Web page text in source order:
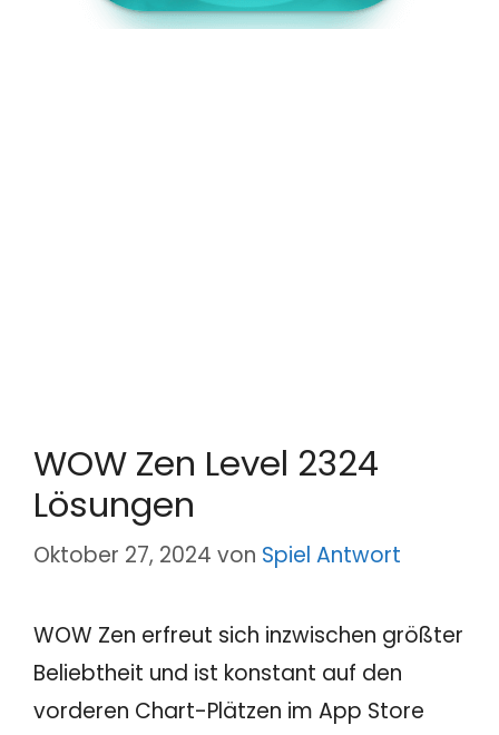
WOW Zen Level 2324
Lösungen
Oktober 27, 2024 von Spiel Antwort
WOW Zen erfreut sich inzwischen größter
Beliebtheit und ist konstant auf den
vorderen Chart-Plätzen im App Store